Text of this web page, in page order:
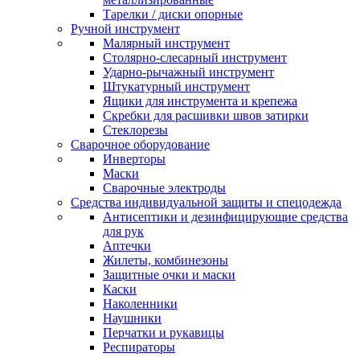
Тарелки / диски опорные
Ручной инструмент
Малярный инструмент
Столярно-слесарный инструмент
Ударно-рычажный инструмент
Штукатурный инструмент
Ящики для инструмента и крепежа
Скребки для расшивки швов затирки
Стеклорезы
Сварочное оборудование
Инверторы
Маски
Сварочные электроды
Средства индивидуальной защиты и спецодежда
Антисептики и дезинфицирующие средства
для рук
Аптечки
Жилеты, комбинезоны
Защитные очки и маски
Каски
Наколенники
Наушники
Перчатки и рукавицы
Респираторы